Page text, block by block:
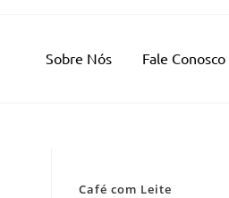
Sobre Nós Fale Conosco
Café com Leite